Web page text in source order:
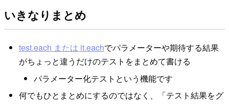
いきなりまとめ
test.each または it.eachでパラメーターや期待する結果
がちょっと違うだけのテストをまとめて書ける
パラメーター化テストという機能です
何でもひとまとめにするのではなく、「テスト結果をグ